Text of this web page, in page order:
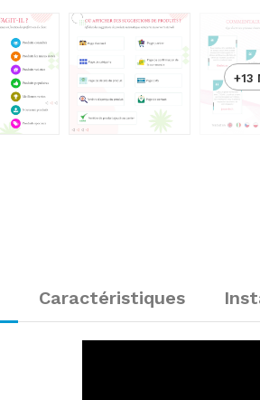
+13
Caractéristiques